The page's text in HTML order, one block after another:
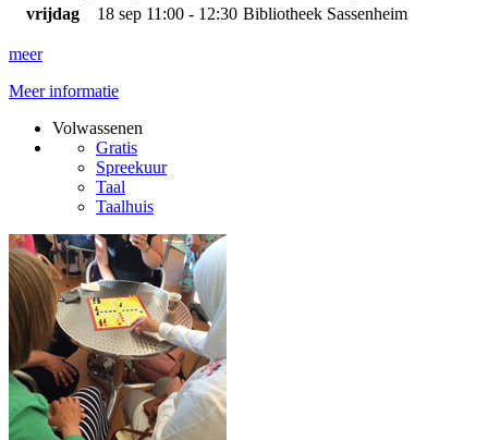
vrijdag
18 sep 11:00 - 12:30 Bibliotheek Sassenheim
meer
Meer informatie
Volwassenen
Gratis
Spreekuur
Taal
Taalhuis